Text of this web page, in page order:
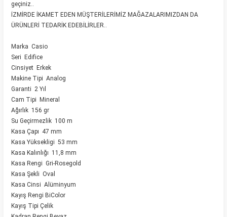
geçiniz..
İZMİRDE İKAMET EDEN MÜŞTERİLERİMİZ MAĞAZALARIMIZDAN DA
ÜRÜNLERİ TEDARİK EDEBİLİRLER..
Marka Casio
Seri Edifice
Cinsiyet Erkek
Makine Tipi Analog
Garanti 2 Yıl
Cam Tipi Mineral
Ağırlık 156 gr
Su Geçirmezlik 100 m
Kasa Çapı 47 mm
Kasa Yüksekligi 53 mm
Kasa Kalınlığı 11,8 mm
Kasa Rengi Gri-Rosegold
Kasa Şekli Oval
Kasa Cinsi Alüminyum
Kayış Rengi BiColor
Kayış Tipi Çelik